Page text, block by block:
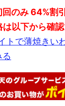
のみ 64%割
以下から確
トで薄焼きい